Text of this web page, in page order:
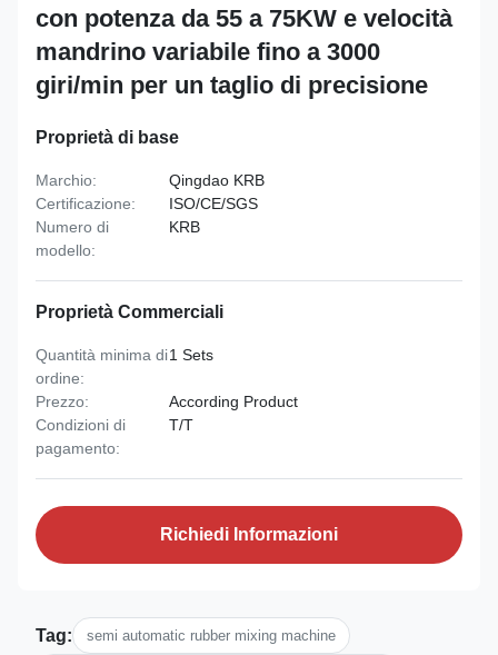
con potenza da 55 a 75KW e velocità
mandrino variabile fino a 3000
giri/min per un taglio di precisione
Proprietà di base
Marchio:
Qingdao KRB
Certificazione:
ISO/CE/SGS
Numero di
modello:
KRB
Proprietà Commerciali
Quantità minima di
ordine:
1 Sets
Prezzo:
According Product
Condizioni di
pagamento:
T/T
Richiedi Informazioni
Tag: semi automatic rubber mixing machine